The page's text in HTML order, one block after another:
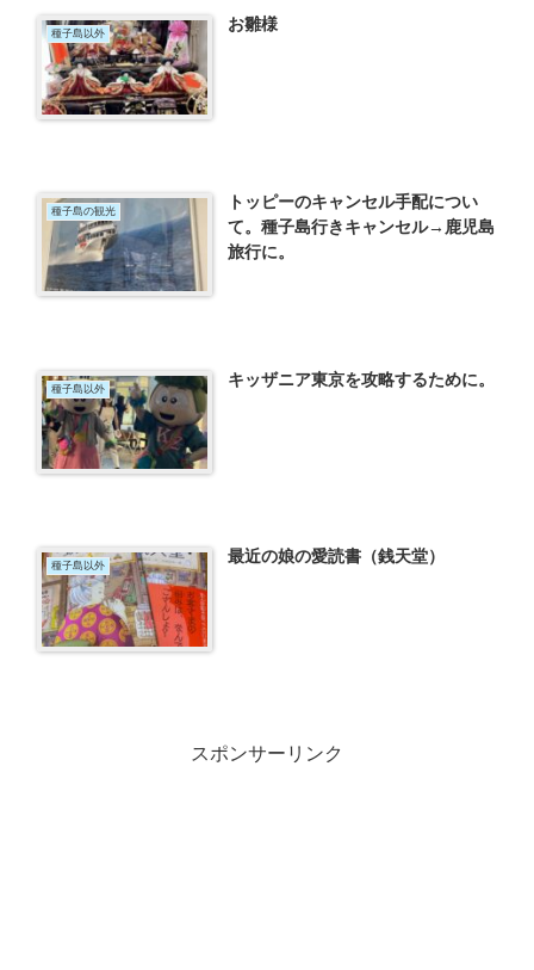
種子島以外 お雛様
種子島の観光
トッピーのキャンセル手配につい
て。種子島行きキャンセル→鹿児島
旅行に。
種子島以外 キッザニア東京を攻略するために。
種子島以外 最近の娘の愛読書（銭天堂）
スポンサーリンク